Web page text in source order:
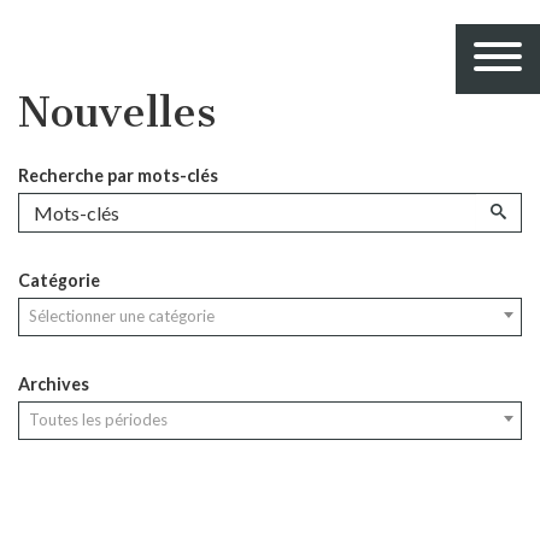
Nouvelles
Recherche par mots-clés
Catégorie
Sélectionner une catégorie
Archives
Toutes les périodes